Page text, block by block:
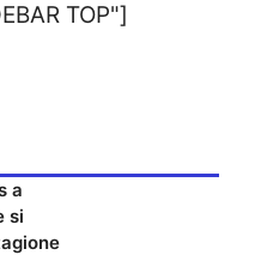
TOP"]
a
si